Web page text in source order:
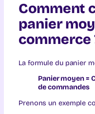
Comment
panier
commerce
La formule du panier
Panier moyen =
de commandes
Prenons un exemple